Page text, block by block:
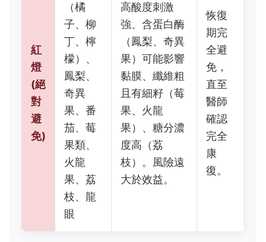
紅
燈
(絕
對
避
免)
（橘
子、柳
丁、檸
檬）、
鳳梨、
奇異
果、番
茄、莓
果類、
火龍
果、荔
枝、龍
眼
高酸度刺激
強、含蛋白酶
（鳳梨、奇異
果）可能影響
黏膜、纖維粗
且有細籽（莓
果、火龍
果）、糖分濃
度高（荔
枝）。風險遠
大於效益。
恢復
期完
全避
免，
直至
醫師
確認
完全
康
復。